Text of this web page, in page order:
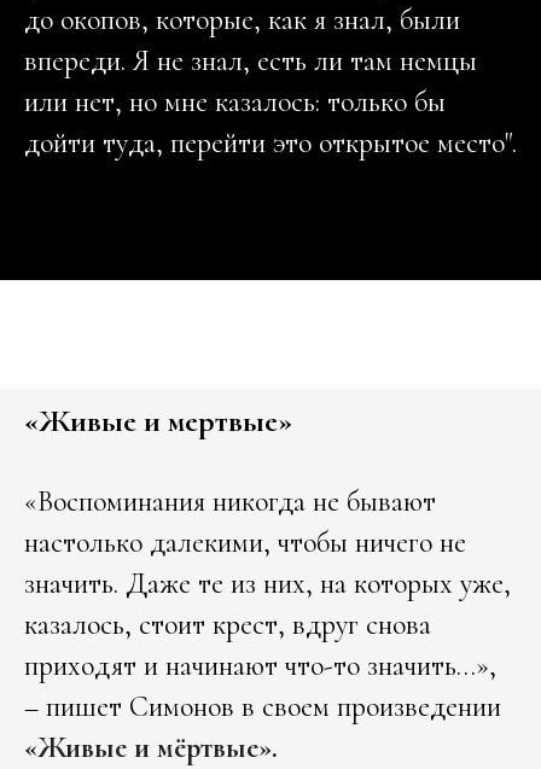
до окопов, которые, как я знал, были
впереди. Я не знал, есть ли там немцы
или нет, но мне казалось: только бы
дойти туда, перейти это открытое место".
«Живые и мертвые»
«Воспоминания никогда не бывают
настолько далекими, чтобы ничего не
значить. Даже те из них, на которых уже,
казалось, стоит крест, вдруг снова
приходят и начинают что-то значить…»,
– пишет Симонов в своем произведении
«Живые и мёртвые».